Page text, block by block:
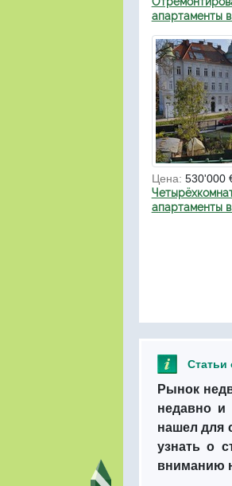
апартаменты
Цена: 530'000
апартаменты
Статьи
Рынок
недавно и
нашел для
узнать о
вниманию